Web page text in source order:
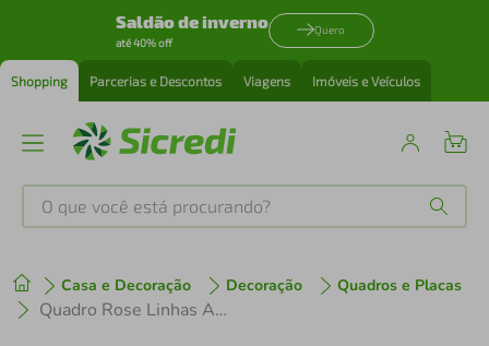
Saldão de inverno
até 40% off
Quero
Shopping Parcerias e Descontos Viagens Imóveis e Veículos
O que você está procurando?
Casa e Decoração Decoração Quadros e Placas
Quadro Rose Linhas Abstratas 60x43 Caixa Marfim
1º tenis